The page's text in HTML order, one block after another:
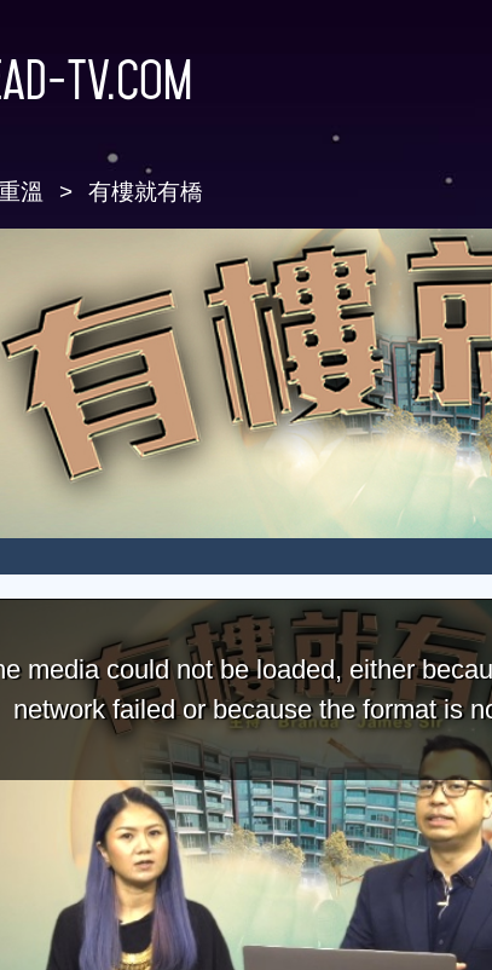
TV.com
溫 有樓就有橋
media could not be loaded, either
network failed or because the format is